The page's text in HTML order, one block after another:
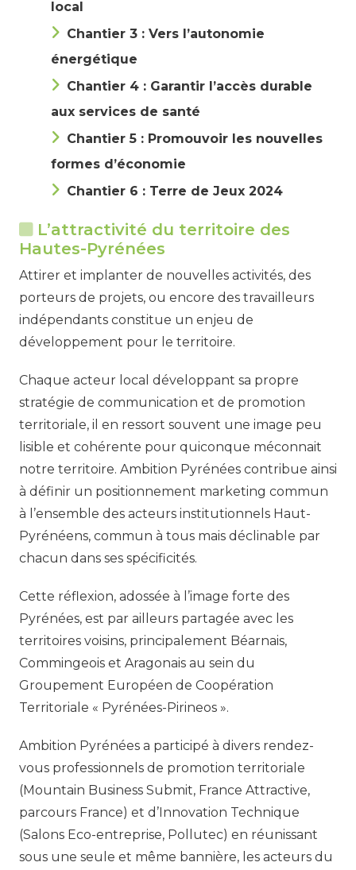
local
Chantier 3 : Vers l’autonomie
énergétique
Chantier 4 : Garantir l’accès durable
aux services de santé
Chantier 5 : Promouvoir les nouvelles
formes d’économie
Chantier 6 : Terre de Jeux 2024
L’attractivité du territoire des
Hautes-Pyrénées
Attirer et implanter de nouvelles activités, des
porteurs de projets, ou encore des travailleurs
indépendants constitue un enjeu de
développement pour le territoire.
Chaque acteur local développant sa propre
stratégie de communication et de promotion
territoriale, il en ressort souvent une image peu
lisible et cohérente pour quiconque méconnait
notre territoire. Ambition Pyrénées contribue ainsi
à définir un positionnement marketing commun
à l’ensemble des acteurs institutionnels Haut-
Pyrénéens, commun à tous mais déclinable par
chacun dans ses spécificités.
Cette réflexion, adossée à l’image forte des
Pyrénées, est par ailleurs partagée avec les
territoires voisins, principalement Béarnais,
Commingeois et Aragonais au sein du
Groupement Européen de Coopération
Territoriale « Pyrénées-Pirineos ».
Ambition Pyrénées a participé à divers rendez-
vous professionnels de promotion territoriale
(Mountain Business Submit, France Attractive,
parcours France) et d’Innovation Technique
(Salons Eco-entreprise, Pollutec) en réunissant
sous une seule et même bannière, les acteurs du